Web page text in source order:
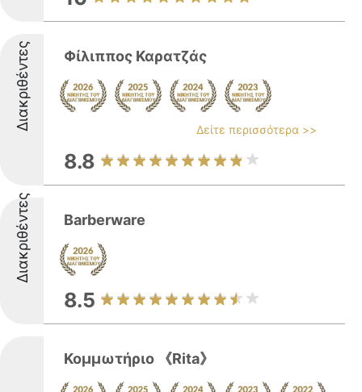
Διακριθέντες Φίλιππος Καρατζάς
Δείτε περισσότερα >>
8.8
Διακριθέντες Barberware
8.5
Κομμωτήριο 《Rita》